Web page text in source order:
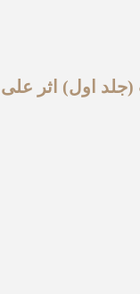
(جلد اول) اثر